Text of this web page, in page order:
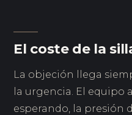
El coste de la
La objeción llega
la urgencia. El equipo
esperando, la presión